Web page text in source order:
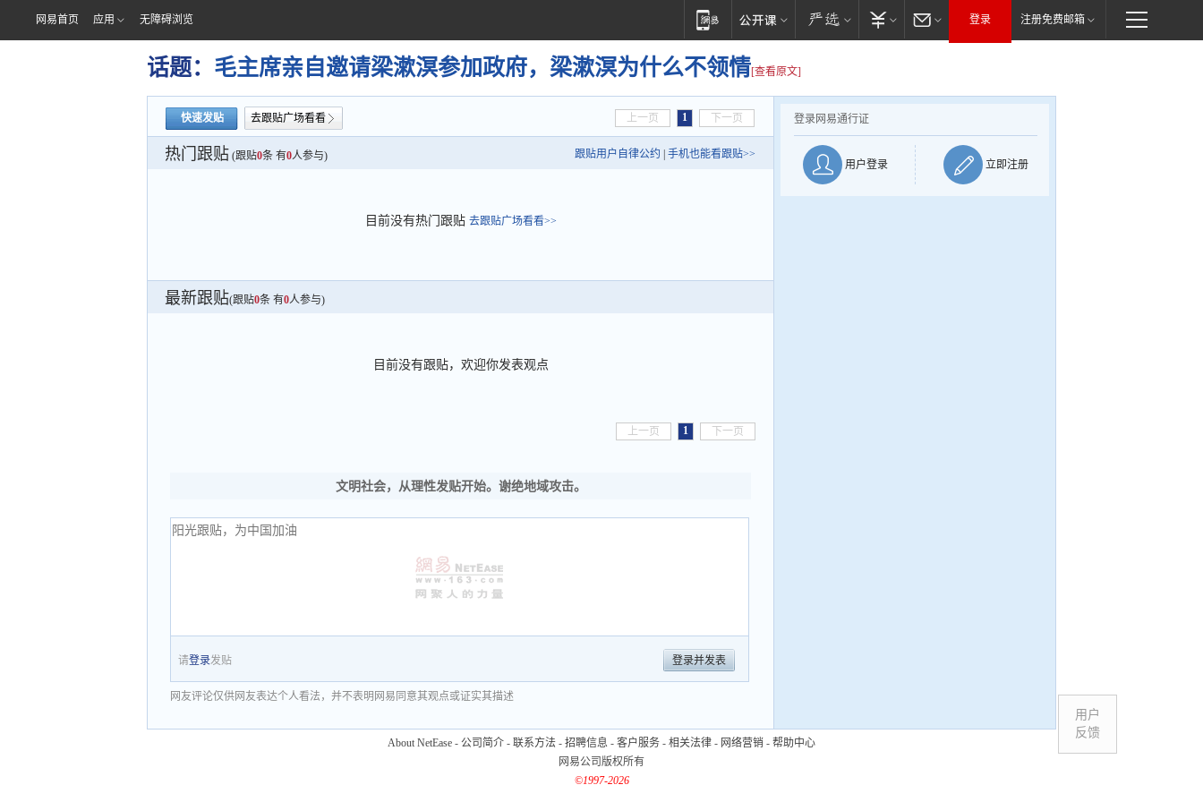
网易首页 应用 无障碍浏览 登录 注册免费邮箱
话题： 毛主席亲自邀请梁漱溟参加政府，梁漱溟为什么不领情[查看原文]
快速发贴 去跟贴广场看看 上一页 1 下一页
热门跟贴 (跟贴0条 有0人参与) 跟贴用户自律公约 手机也能看跟贴>>
目前没有热门跟贴 去跟贴广场看看>>
最新跟贴(跟贴0条 有0人参与)
目前没有跟贴，欢迎你发表观点
上一页 1 下一页
文明社会，从理性发贴开始。谢绝地域攻击。
请登录发贴 登录并发表
网友评论仅供网友表达个人看法，并不表明网易同意其观点或证实其描述
登录网易通行证
用户登录 立即注册
用户
反馈
About NetEase - 公司简介 - 联系方法 - 招聘信息 - 客户服务 - 相关法律 - 网络营销 - 帮助中心
网易公司版权所有
©1997-2026